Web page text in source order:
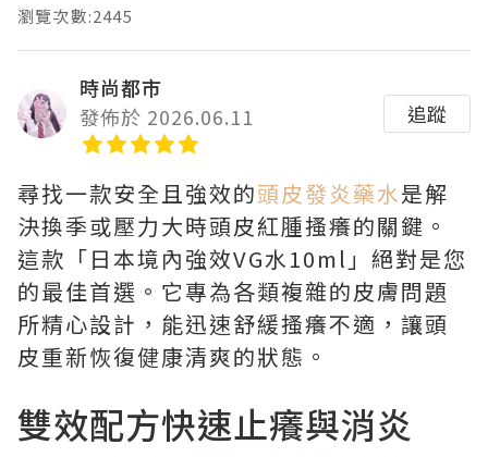
瀏覽次數:2445
時尚都市
發佈於 2026.06.11
追蹤
尋找一款安全且強效的頭皮發炎藥水是解
決換季或壓力大時頭皮紅腫搔癢的關鍵。
這款「日本境內強效VG水10ml」絕對是您
的最佳首選。它專為各類複雜的皮膚問題
所精心設計，能迅速舒緩搔癢不適，讓頭
皮重新恢復健康清爽的狀態。
雙效配方快速止癢與消炎